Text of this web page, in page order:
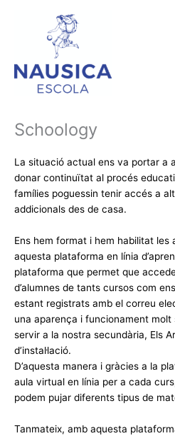
Schoology
La situació actual ens va portar a
donar continuïtat al procés
famílies poguessin tenir accés a
addicionals des de casa.
Ens hem format i hem habilitat les
aquesta plataforma en línia
plataforma que permet que
d’alumnes de tants cursos com
estant registrats amb el correu
una aparença i funcionament molt
servir a la nostra secundària, Els
d’instal·lació.
D’aquesta manera i gràcies a la
aula virtual en línia per a cada
podem pujar diferents tipus de
Tanmateix, amb aquesta